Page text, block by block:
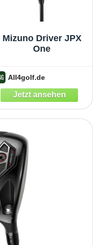
Mizuno Driver JPX
One
All4golf.de